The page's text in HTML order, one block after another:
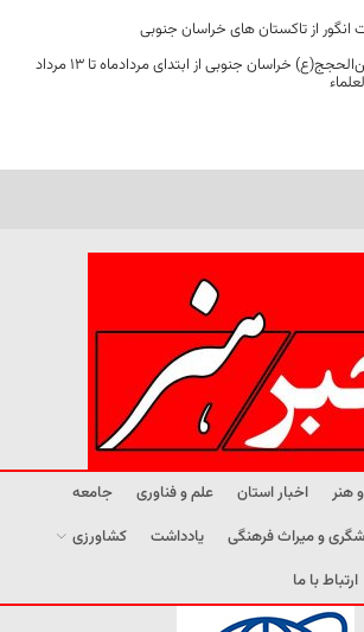
خادم موکب جهادی ثامن‌الحجج(ع) خراسان جنوبی از ابتدای مردادماه تا ۱۳ مرداد
هنر اخبار استان علم و فناوری
جامعه
و میراث فرهنگی یادداشت
کشاورزی
ارتباط با ما